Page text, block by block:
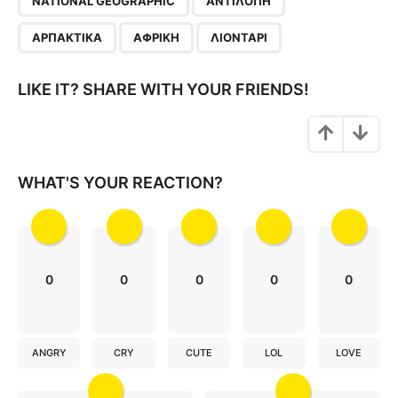
a
n
ΑΡΠΑΚΤΙΚΆ ΑΦΡΙΚΉ ΛΙΟΝΤΆΡΙ
LIKE IT? SHARE WITH YOUR FRIENDS!
WHAT'S YOUR REACTION?
0
ANGRY
0
CRY
0
CUTE
0
LOL
0
LOVE